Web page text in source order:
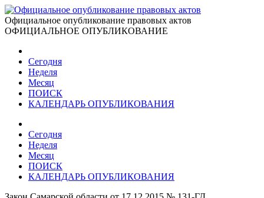
Официальное опубликование правовых актов
ОФИЦИАЛЬНОЕ ОПУБЛИКОВАНИЕ
Сегодня
Неделя
Месяц
ПОИСК
КАЛЕНДАРЬ ОПУБЛИКОВАНИЯ
Сегодня
Неделя
Месяц
ПОИСК
КАЛЕНДАРЬ ОПУБЛИКОВАНИЯ